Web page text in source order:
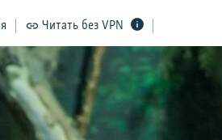
Читать без VPN